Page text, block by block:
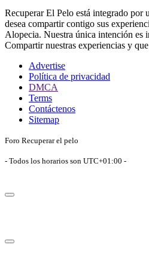
Recuperar El Pelo está integrado por
desea compartir contigo sus
Alopecia. Nuestra única intención es
Compartir nuestras experiencias y
Advertise
Política de privacidad
DMCA
Terms
Contáctenos
Sitemap
Foro Recuperar el pelo
- Todos los horarios son UTC+01:00 -